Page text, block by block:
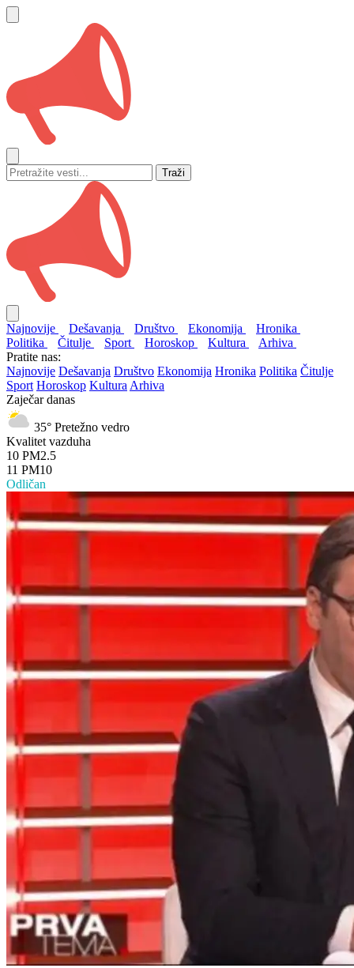
Traži
Najnovije Dešavanja Društvo Ekonomija
Hronika
Politika
Čitulje Sport Horoskop Kultura
Arhiva
Pratite nas:
Najnovije Dešavanja Društvo Ekonomija Hronika Politika Čitulje
Sport Horoskop Kultura Arhiva
Zaječar danas
35° Pretežno vedro
Kvalitet vazduha
10 PM2.5
11 PM10
Odličan